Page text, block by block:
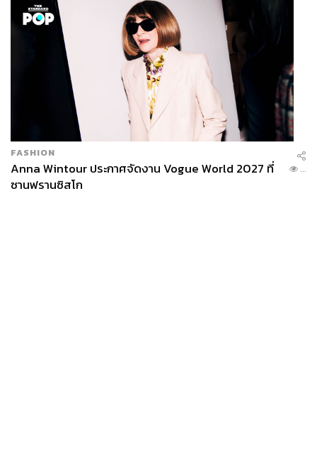
FASHION
Anna Wintour ประกาศจัดงาน Vogue World 2027 ที่
ซานฟรานซิสโก
...